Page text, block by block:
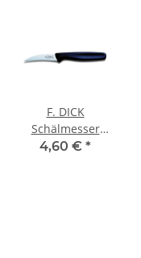
F. DICK
Schälmesser
ProDynamic,
4,60 € *